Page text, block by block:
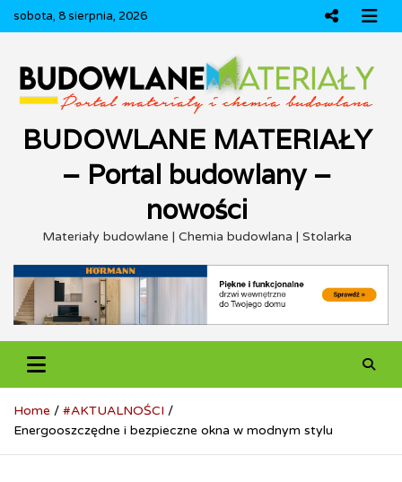
sobota, 8 sierpnia, 2026
BUDOWLANE MATERIAŁY
– Portal budowlany –
nowości
Materiały budowlane | Chemia budowlana | Stolarka
Home
#AKTUALNOŚCI
Energooszczędne i bezpieczne okna w modnym stylu